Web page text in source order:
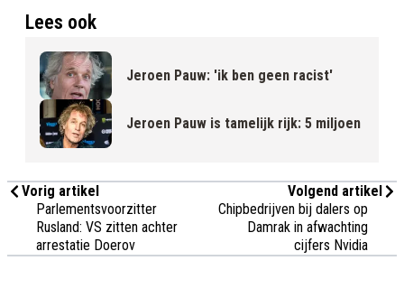
Lees ook
Jeroen Pauw: 'ik ben geen racist'
Jeroen Pauw is tamelijk rijk: 5 miljoen
Vorig artikel
Parlementsvoorzitter
Rusland: VS zitten achter
arrestatie Doerov
Volgend artikel
Chipbedrijven bij dalers op
Damrak in afwachting
cijfers Nvidia